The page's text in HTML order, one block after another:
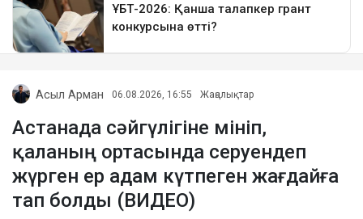
Асыл Арман 06.08.2026, 16:55 Жаңалықтар
Астанада сәйгүлігіне мініп,
қаланың ортасында серуендеп
жүрген ер адам күтпеген жағдайға
тап болды (ВИДЕО)